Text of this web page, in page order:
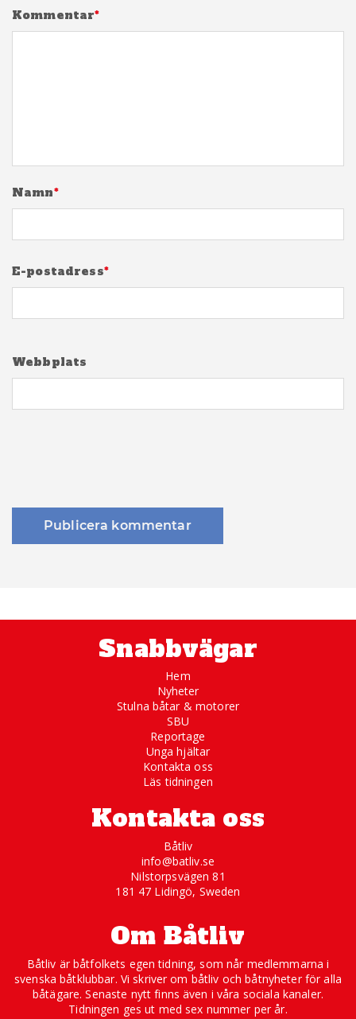
Kommentar*
Namn*
E-postadress*
Webbplats
Snabbvägar
Hem
Nyheter
Stulna båtar & motorer
SBU
Reportage
Unga hjältar
Kontakta oss
Läs tidningen
Kontakta oss
Båtliv
info@batliv.se
Nilstorpsvägen 81
181 47 Lidingö, Sweden
Om Båtliv
Båtliv är båtfolkets egen tidning, som når medlemmarna i
svenska båtklubbar. Vi skriver om båtliv och båtnyheter för alla
båtägare. Senaste nytt finns även i våra sociala kanaler.
Tidningen ges ut med sex nummer per år.